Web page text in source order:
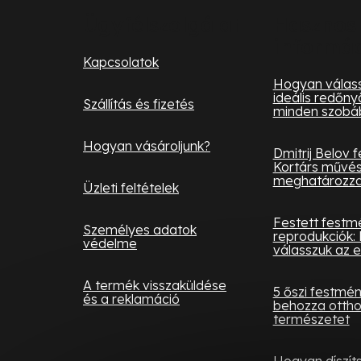
Kapcsolatok
Szállítás és fizetés
Hogyan vásároljunk?
Üzleti feltételek
Személyes adatok
védelme
A termék visszaküldése
és a reklamáció
Hogyan
ideális
minden
Dmitrij Belov
Kortárs
Festett
reprodukciók:
válasszuk az
5 őszi
behozza
természetet